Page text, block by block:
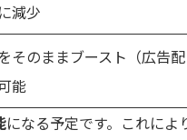
減少
そのままブースト（広告配
能
になる予定です。これによ